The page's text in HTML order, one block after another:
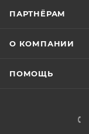
ПАРТНЁРАМ
О КОМПАНИИ
ПОМОЩЬ